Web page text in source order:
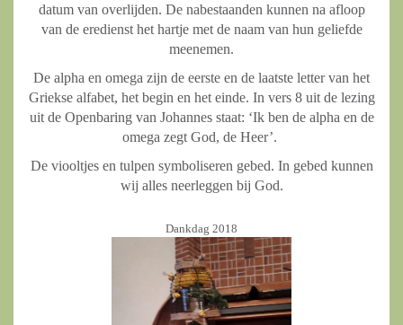
datum van overlijden. De nabestaanden kunnen na afloop
van de eredienst het hartje met de naam van hun geliefde
meenemen.
De alpha en omega zijn de eerste en de laatste letter van het
Griekse alfabet, het begin en het einde. In vers 8 uit de lezing
uit de Openbaring van Johannes staat: ‘Ik ben de alpha en de
omega zegt God, de Heer’.
De viooltjes en tulpen symboliseren gebed. In gebed kunnen
wij alles neerleggen bij God.
Dankdag 2018